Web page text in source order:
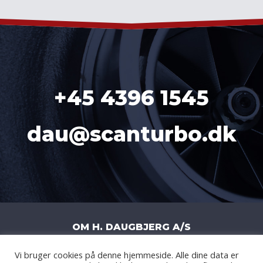
+45 4396 1545
dau@scanturbo.dk
OM H. DAUGBJERG A/S
H. DAUGBJERG A/S | LITERBUEN 11J |
Vi bruger cookies på denne hjemmeside. Alle dine data er